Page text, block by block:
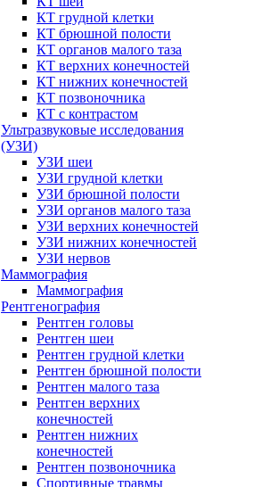
КТ грудной клетки
КТ брюшной полости
КТ органов малого таза
КТ верхних конечностей
КТ нижних конечностей
КТ позвоночника
КТ с контрастом
Ультразвуковые исследования
(УЗИ)
УЗИ шеи
УЗИ грудной клетки
УЗИ брюшной полости
УЗИ органов малого таза
УЗИ верхних конечностей
УЗИ нижних конечностей
УЗИ нервов
Маммография
Маммография
Рентгенография
Рентген головы
Рентген шеи
Рентген грудной клетки
Рентген брюшной полости
Рентген малого таза
Рентген верхних
конечностей
Рентген нижних
конечностей
Рентген позвоночника
Спортивные травмы